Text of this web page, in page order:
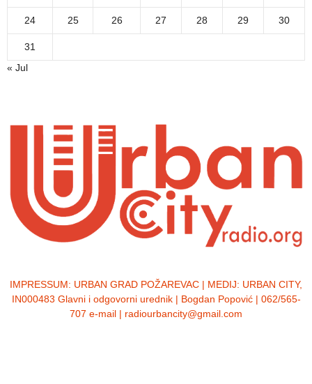
24 25 26 27 28 29 30
31
« Jul
IMPRESSUM: URBAN GRAD POŽAREVAC | MEDIJ: URBAN CITY,
IN000483 Glavni i odgovorni urednik | Bogdan Popović | 062/565-
707 e-mail | radiourbancity@gmail.com